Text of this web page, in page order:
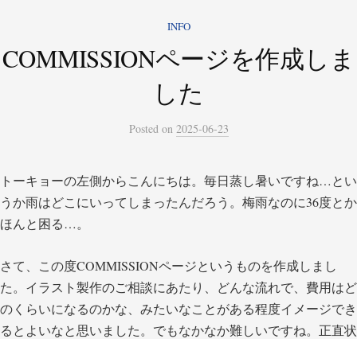
INFO
COMMISSIONページを作成しま
した
Posted on 2025-06-23
トーキョーの左側からこんにちは。毎日蒸し暑いですね…とい
うか雨はどこにいってしまったんだろう。梅雨なのに36度とか
ほんと困る…。
さて、この度COMMISSIONページというものを作成しまし
た。イラスト製作のご相談にあたり、どんな流れで、費用はど
のくらいになるのかな、みたいなことがある程度イメージでき
るとよいなと思いました。でもなかなか難しいですね。正直状